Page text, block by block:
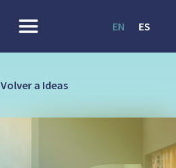
EN ES
Volver a Ideas